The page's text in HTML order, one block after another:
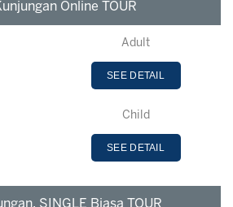
Online TOUR
Adult
SEE DETAIL
Child
SEE DETAIL
SINGLE Biasa TOUR